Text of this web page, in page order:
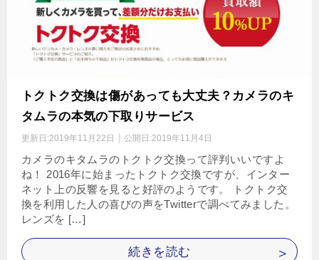
トクトク交換は傷があっても大丈夫？カメラのキ
タムラの本気の下取りサービス
更新日:2019年11月22日 公開日:2019年11月4日
カメラのキタムラのトクトク交換って評判いいですよ
ね！ 2016年に始まったトクトク交換ですが、インター
ネット上の反響を見ると好評のようです。 トクトク交
換を利用した人の喜びの声をTwitterで調べてみました。
レンズを […]
続きを読む